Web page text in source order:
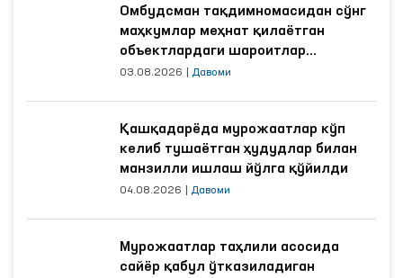
Омбудсман тақдимномасидан сўнг
маҳкумлар меҳнат қилаётган
объектлардаги шароитлар
яхшиланди
03.08.2026 Давоми
Қашқадарёда мурожаатлар кўп
келиб тушаётган ҳудудлар билан
манзилли ишлаш йўлга қўйилди
04.08.2026 Давоми
Мурожаатлар таҳлили асосида
сайёр қабул ўтказиладиган